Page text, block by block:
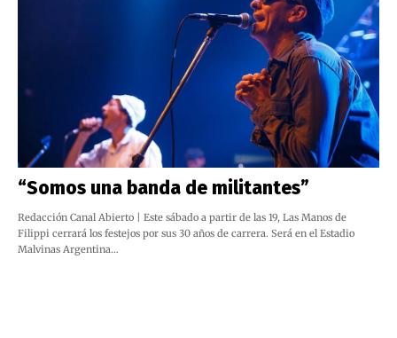
“Somos una banda de militantes”
Redacción Canal Abierto | Este sábado a partir de las 19, Las Manos de
Filippi cerrará los festejos por sus 30 años de carrera. Será en el Estadio
Malvinas Argentina…